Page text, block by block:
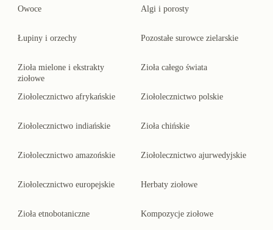
Owoce Algi i porosty
Łupiny i orzechy Pozostałe surowce zielarskie
Zioła mielone i ekstrakty
ziołowe
Zioła całego świata
Ziołolecznictwo afrykańskie Ziołolecznictwo polskie
Ziołolecznictwo indiańskie Zioła chińskie
Ziołolecznictwo amazońskie Ziołolecznictwo ajurwedyjskie
Ziołolecznictwo europejskie Herbaty ziołowe
Zioła etnobotaniczne Kompozycje ziołowe